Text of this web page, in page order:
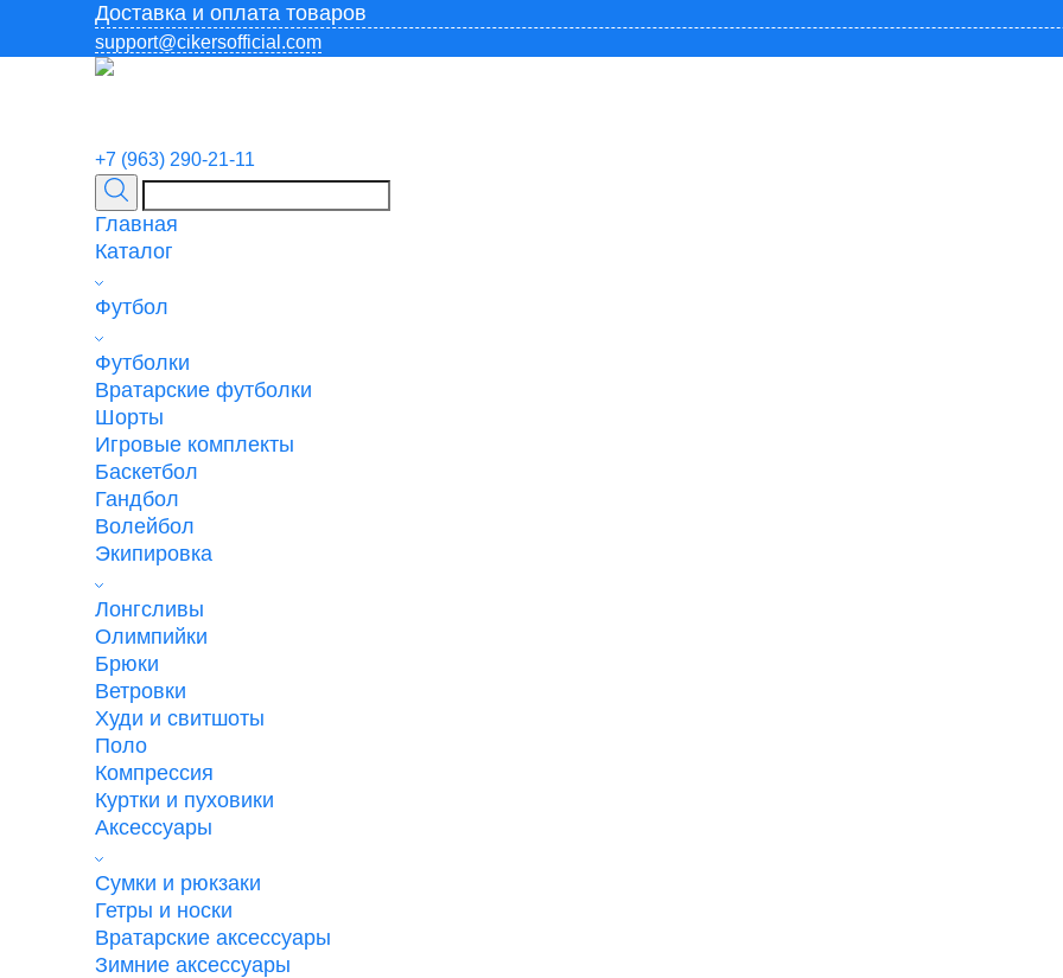
Доставка и оплата товаров
support@cikersofficial.com
+7 (963) 290-21-11
Главная
Каталог
Футбол
Футболки
Вратарские футболки
Шорты
Игровые комплекты
Баскетбол
Гандбол
Волейбол
Экипировка
Лонгсливы
Олимпийки
Брюки
Ветровки
Худи и свитшоты
Поло
Компрессия
Куртки и пуховики
Аксессуары
Сумки и рюкзаки
Гетры и носки
Вратарские аксессуары
Зимние аксессуары